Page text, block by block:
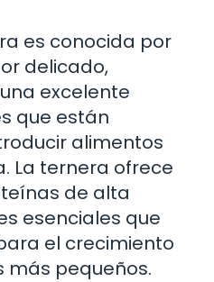
es conocida por
delicado,
excelente
que están
alimentos
La ternera ofrece
de alta
esenciales que
el crecimiento
más pequeños.